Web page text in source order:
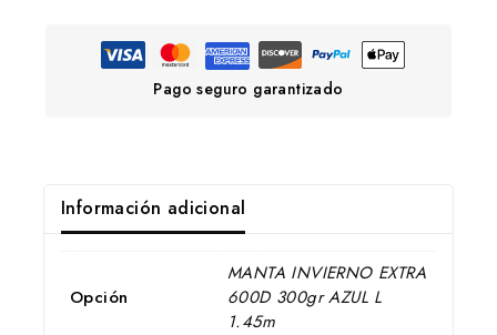
Pago seguro garantizado
Información adicional
Opción
MANTA INVIERNO EXTRA
600D 300gr AZUL L
1.45m